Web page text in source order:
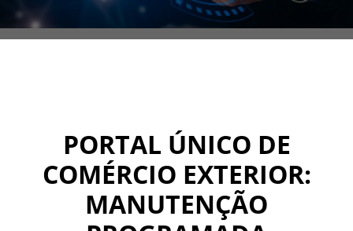
PORTAL ÚNICO DE
COMÉRCIO EXTERIOR:
MANUTENÇÃO